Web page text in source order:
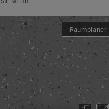
MEHR
Raumplaner